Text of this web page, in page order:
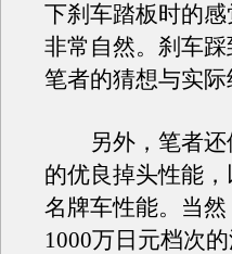
下刹车踏板时的
非常自然。刹车
笔者的猜想与实际
另外，笔者还
的优良掉头性能
名牌车性能。当
1000万日元档次